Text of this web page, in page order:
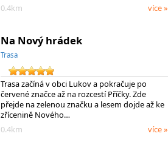
0.4km
více »
Na Nový hrádek
Trasa
Trasa začíná v obci Lukov a pokračuje po
červené značce až na rozcestí Příčky. Zde
přejde na zelenou značku a lesem dojde až ke
zřícenině Nového…
0.4km
více »